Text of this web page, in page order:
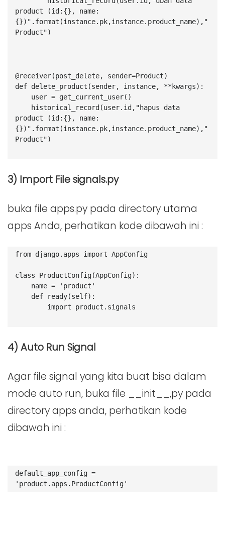
product (id:{}, name:
{})".format(instance.pk,instance.product_name),"
Product")
@receiver(post_delete, sender=Product)
def delete_product(sender, instance, **kwargs):
    user = get_current_user()
product (id:{}, name:
{})".format(instance.pk,instance.product_name),"
Product")
3) Import File signals.py
buka file apps.py pada directory utama
apps Anda, perhatikan kode dibawah ini :
from django.apps import AppConfig
class ProductConfig(AppConfig):
    name = 'product'
    def ready(self):
        import product.signals
4) Auto Run Signal
Agar file signal yang kita buat bisa dalam
mode auto run, buka file __init__,py pada
directory apps anda, perhatikan kode
dibawah ini :
default_app_config =
'product.apps.ProductConfig'